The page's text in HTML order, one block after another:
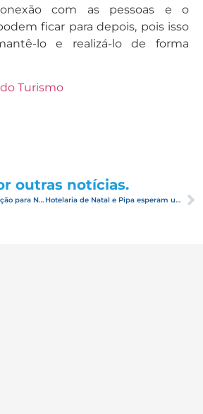
com as pessoas e o
ficar para depois, pois isso
lo e realizá-lo de forma
Turismo
outras notícias.
Azul Viagens retoma operação para Natal com voos dedicados para a alta temporada Hotelaria de Natal e Pipa esperam uma ocupação de 84% para o feriadão de 02 de novembro